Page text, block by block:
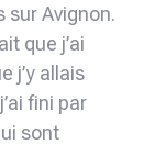
sur Avignon.
que j’ai
j’y allais
fini par
sont